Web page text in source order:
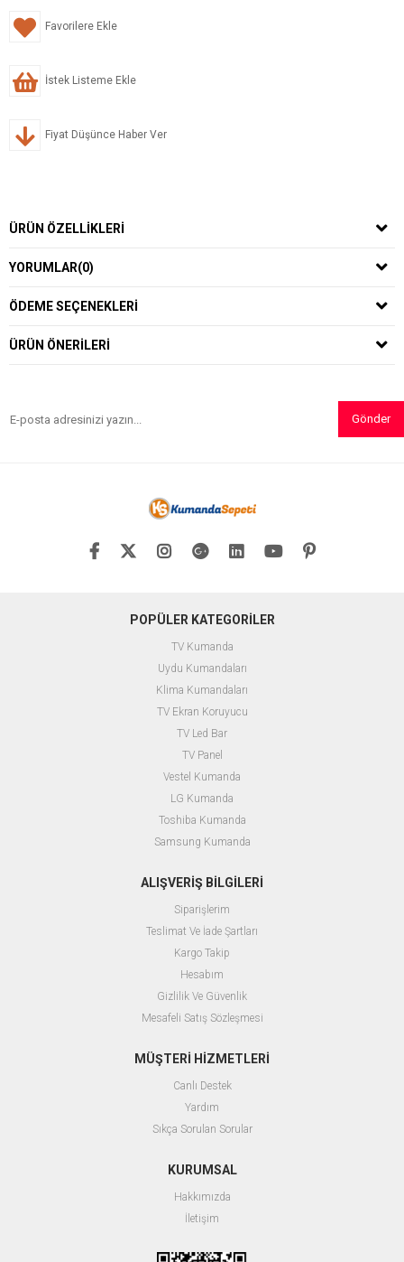
Favorilere Ekle
İstek Listeme Ekle
Fiyat Düşünce Haber Ver
ÜRÜN ÖZELLIKLERI
YORUMLAR(0)
ÖDEME SEÇENEKLERI
ÜRÜN ÖNERILERI
Gönder
POPÜLER KATEGORİLER
TV Kumanda
Uydu Kumandaları
Klima Kumandaları
TV Ekran Koruyucu
TV Led Bar
TV Panel
Vestel Kumanda
LG Kumanda
Toshiba Kumanda
Samsung Kumanda
ALIŞVERİŞ BİLGİLERİ
Siparişlerim
Teslimat Ve İade Şartları
Kargo Takip
Hesabım
Gizlilik Ve Güvenlik
Mesafeli Satış Sözleşmesi
MÜŞTERİ HİZMETLERİ
Canlı Destek
Yardım
Sıkça Sorulan Sorular
KURUMSAL
Hakkımızda
İletişim